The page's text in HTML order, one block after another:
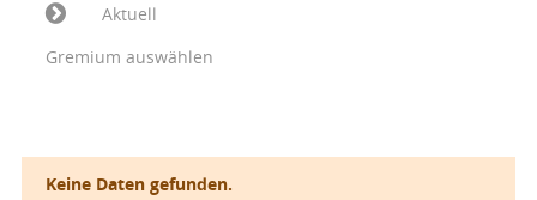
Aktuell
Gremium auswählen
Keine Daten gefunden.